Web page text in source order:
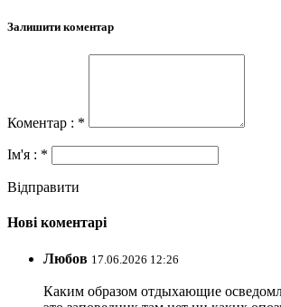
Залишити коментар
Коментар : *
Ім'я : *
Відправити
Нові коментарі
Любов 17.06.2026 12:26
Каким образом отдыхающие